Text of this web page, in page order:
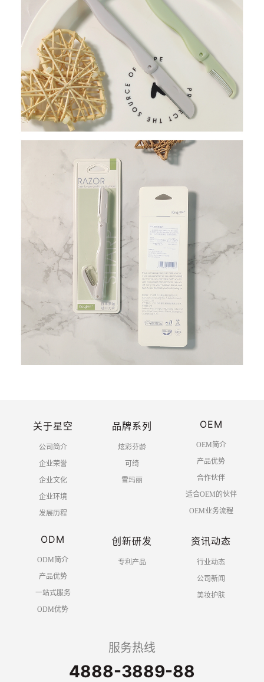
关于星空
公司简介
企业荣誉
企业文化
企业环境
发展历程
品牌系列
炫彩芬龄
可绮
雪玛丽
OEM
OEM简介
产品优势
合作伙伴
适合OEM的伙伴
OEM业务流程
ODM
ODM简介
产品优势
一站式服务
ODM优势
创新研发
专利产品
资讯动态
行业动态
公司新闻
美妆护肤
服务热线
4888-3889-88